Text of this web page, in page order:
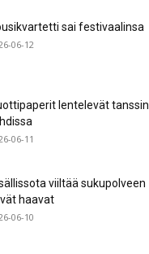
sai festivaalinsa
06-12
lentelevät tanssin
06-11
viiltää sukupolveen
haavat
06-10